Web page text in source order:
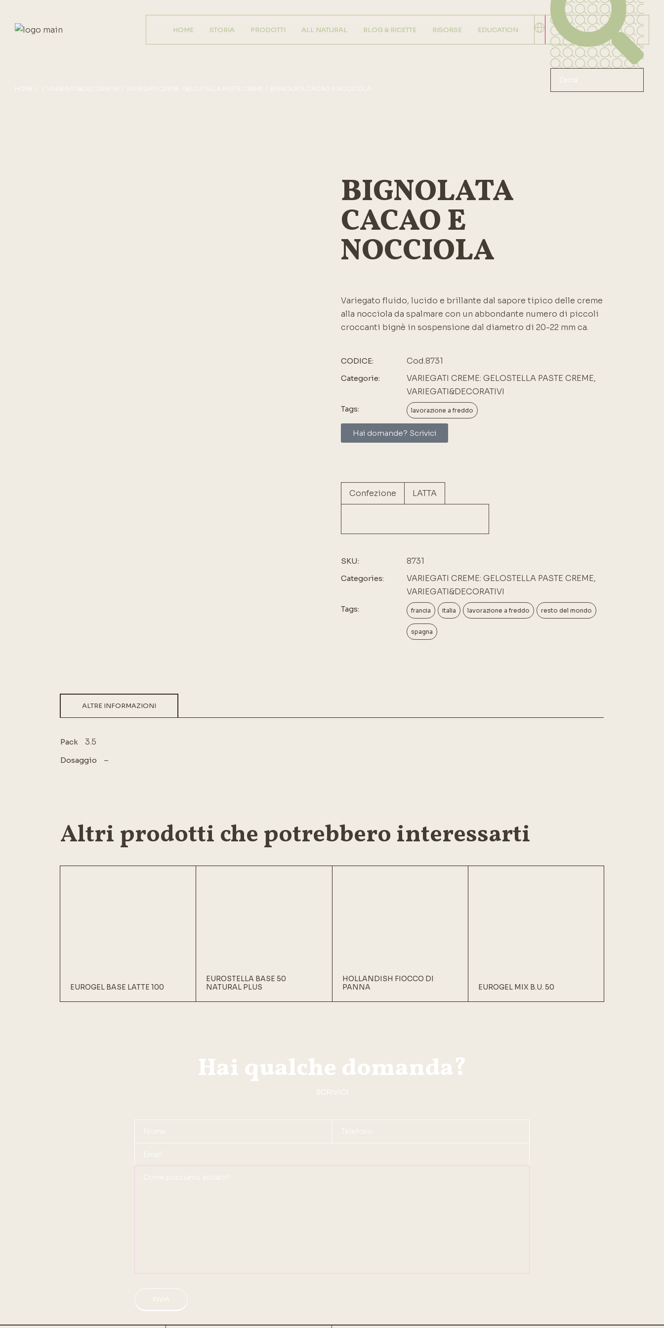
HOME STORIA PRODOTTI ALL NATURAL BLOG & RICETTE RISORSE EDUCATION
HOME VARIEGATI&DECORATIVI VARIEGATI CREME: GELOSTELLA PASTE CREME BIGNOLATA CACAO E NOCCIOLA
BIGNOLATA
CACAO E
NOCCIOLA
Variegato fluido, lucido e brillante dal sapore tipico delle creme
alla nocciola da spalmare con un abbondante numero di piccoli
croccanti bignè in sospensione dal diametro di 20-22 mm ca.
CODICE: Cod.8731
Categorie: VARIEGATI CREME: GELOSTELLA PASTE CREME,
VARIEGATI&DECORATIVI
Tags: lavorazione a freddo
Hai domande? Scrivici
Confezione LATTA
SKU: 8731
Categories: VARIEGATI CREME: GELOSTELLA PASTE CREME,
VARIEGATI&DECORATIVI
Tags: francia italia lavorazione a freddo resto del mondo
spagna
ALTRE INFORMAZIONI
Pack 3.5
Dosaggio –
Altri prodotti che potrebbero interessarti
EUROGEL BASE LATTE 100
EUROSTELLA BASE 50
NATURAL PLUS
HOLLANDISH FIOCCO DI
PANNA
EUROGEL MIX B.U. 50
Hai qualche domanda?
SCRIVICI
INVIA